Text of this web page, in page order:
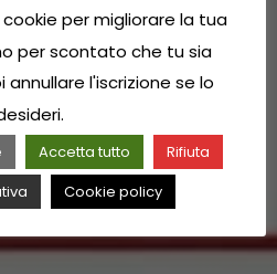
per migliorare la tua
per scontato che tu sia
l'iscrizione se lo
Accetta tutto
Rifiuta
Cookie policy